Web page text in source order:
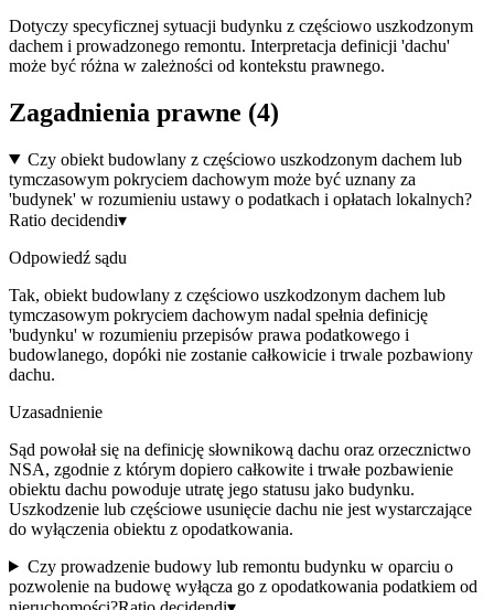
Dotyczy specyficznej sytuacji budynku z częściowo uszkodzonym
dachem i prowadzonego remontu. Interpretacja definicji 'dachu'
może być różna w zależności od kontekstu prawnego.
Zagadnienia prawne (4)
Czy obiekt budowlany z częściowo uszkodzonym dachem lub
tymczasowym pokryciem dachowym może być uznany za
'budynek' w rozumieniu ustawy o podatkach i opłatach lokalnych?
Ratio decidendi▾
Odpowiedź sądu
Tak, obiekt budowlany z częściowo uszkodzonym dachem lub
tymczasowym pokryciem dachowym nadal spełnia definicję
'budynku' w rozumieniu przepisów prawa podatkowego i
budowlanego, dopóki nie zostanie całkowicie i trwale pozbawiony
dachu.
Uzasadnienie
Sąd powołał się na definicję słownikową dachu oraz orzecznictwo
NSA, zgodnie z którym dopiero całkowite i trwałe pozbawienie
obiektu dachu powoduje utratę jego statusu jako budynku.
Uszkodzenie lub częściowe usunięcie dachu nie jest wystarczające
do wyłączenia obiektu z opodatkowania.
Czy prowadzenie budowy lub remontu budynku w oparciu o
pozwolenie na budowę wyłącza go z opodatkowania podatkiem od